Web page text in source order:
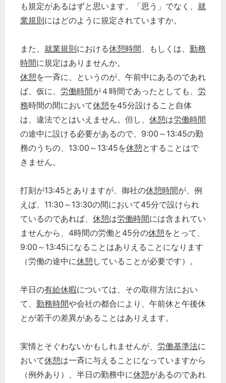
も規定があるはずと思います。「思う」でなく、 就
業規則にはどのように規定されていますか。
また、 就業規則における休憩時間、もしくは、 勤務
時間に規定はありませんか。
休憩を一斉に、というのが、午前中にあるのであれ
ば、仮に、 労働時間が４時間であったとしても、 労
務時間の間において休憩を45分設けること自体
は、違法でとはいえません。但し、 休憩は労働時間
の途中に設ける必要があるので、9:00～13:45の勤
務のうちの、13:00～13:45を休憩とすることはで
きません。
打刻が13:45とありますが、御社の休憩時間が、例
えば、11:30～13:30の間において45分で設けられ
ているのであれば、 休憩は労働時間には含まれてい
ませんから、4時間の労働と45分の休憩をとって、
9:00～13:45になることはありえることになります
（労働の途中に休憩 していることが必要です）。
半日の有給休暇については、その取得方法におい
て、 勤務時間や会社の都合により、午前休と午後休
とが若干の差異があることはありえます。
実情とそぐわないかもしれませんが、 労働基準法に
おいて休憩は一斉に与えることになっていますから
（例外あり）、半日の勤務中に休憩があるのであれ